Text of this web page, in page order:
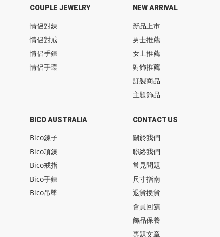
COUPLE JEWELRY
情侶對鍊
情侶對戒
情侶手鍊
情侶手環
BICO AUSTRALIA
Bico鍊子
Bico項鍊
Bico戒指
Bico手鍊
Bico吊墜
NEW ARRIVAL
新品上市
男士推薦
女士推薦
對飾推薦
訂製商品
主題飾品
CONTACT US
關於我們
聯絡我們
常見問題
尺寸指南
退貨換貨
會員回饋
飾品保養
專題文章